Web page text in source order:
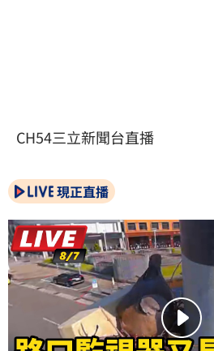
CH54三立新聞台直播
現正直播